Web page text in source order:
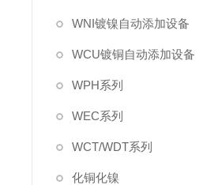
WNI镀镍自动添加设备
WCU镀铜自动添加设备
WPH系列
WEC系列
WCT/WDT系列
化铜化镍